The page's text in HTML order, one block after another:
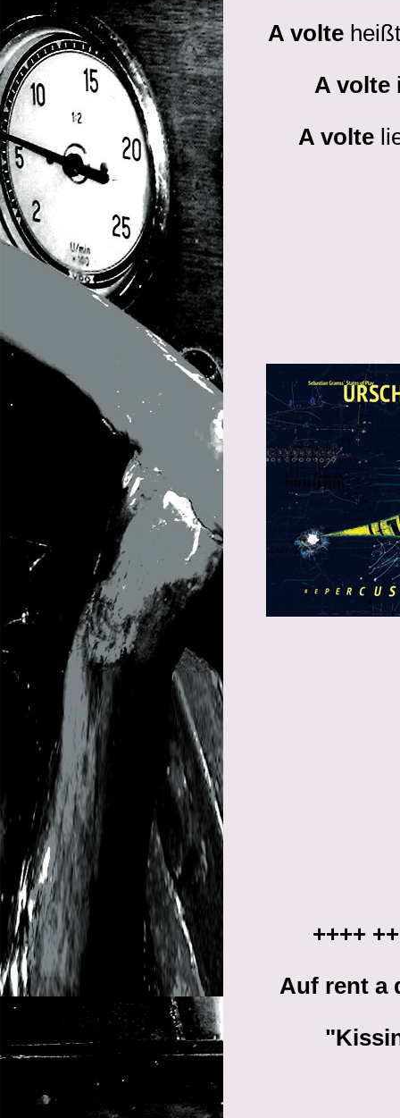
A volteheißt
A volte
A volte
++++
Auf rent a